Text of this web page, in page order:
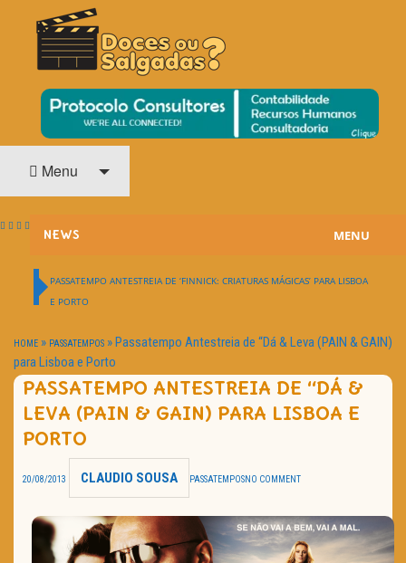
DOCES OU SALGADAS?
O Cinema? Uma Paixão!!
Menu
NEWS
HOME CINEMA
NOTA PESSOAL
TRAILER DO DIA
Política de Privacidade
MENU
PASSATEMPO ANTESTREIA DE ‘FINNICK: CRIATURAS MÁGICAS’ PARA LISBOA
E PORTO
HOME » PASSATEMPOS »Passatempo Antestreia de “Dá & Leva (PAIN & GAIN)
para Lisboa e Porto
PASSATEMPO ANTESTREIA DE “DÁ &
LEVA (PAIN & GAIN) PARA LISBOA E
PORTO
20/08/2013 CLAUDIO SOUSA PASSATEMPOSNO COMMENT